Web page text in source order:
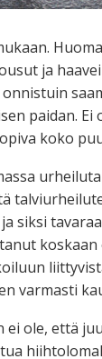
ja
paidan. Ei
koko
siksi
koskaan
varmasti
ei ole, että